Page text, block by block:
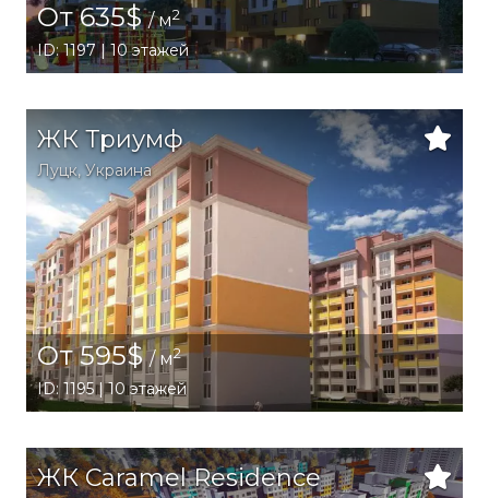
От 635$/ м2
ID: 1197 | 10 этажей
ЖК Триумф
Луцк,Украина
От 595$/ м2
ID: 1195 | 10 этажей
ЖК Caramel Residence